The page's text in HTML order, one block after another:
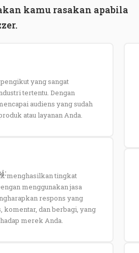
kamu rasakan apabila
.
yang sangat
tertentu. Dengan
audiens yang sudah
atau layanan Anda.
menghasilkan tingkat
menggunakan jasa
respons yang
dan berbagi, yang
merek Anda.